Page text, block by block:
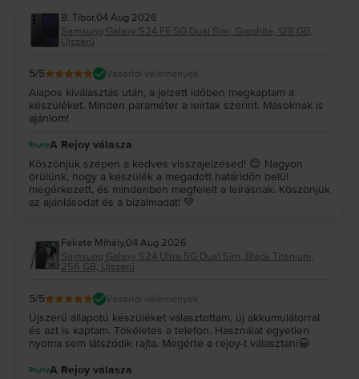
B. Tibor,04 Aug 2026
Samsung Galaxy S24 FE 5G Dual Sim, Graphite, 128 GB,
Újszerű
5/5 Vásárlói vélemények
Alapos kiválasztás után, a jelzett időben megkaptam a
készüléket. Minden paraméter a leírtak szerint. Másoknak is
ajánlom!
A Rejoy válasza
Köszönjük szépen a kedves visszajelzésed! 😊 Nagyon
örülünk, hogy a készülék a megadott határidőn belül
megérkezett, és mindenben megfelelt a leírásnak. Köszönjük
az ajánlásodat és a bizalmadat! 💚
Fekete Mihály,04 Aug 2026
Samsung Galaxy S24 Ultra 5G Dual Sim, Black Titanium,
256 GB, Újszerű
5/5 Vásárlói vélemények
Újszerű állapotú készüléket választottam, új akkumulátorral
és azt is kaptam. Tökéletes a telefon. Használat egyetlen
nyoma sem látszódik rajta. Megérte a rejoy-t választani😀
A Rejoy válasza